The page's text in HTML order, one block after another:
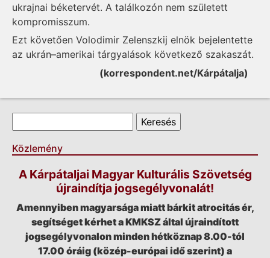
ukrajnai béketervét. A találkozón nem született
kompromisszum.
Ezt követően Volodimir Zelenszkij elnök bejelentette
az ukrán–amerikai tárgyalások következő szakaszát.
(korrespondent.net/Kárpátalja)
Keresés űrlap
Keresés
Közlemény
A Kárpátaljai Magyar Kulturális Szövetség
újraindítja jogsegélyvonalát!
Amennyiben magyarsága miatt bárkit atrocitás ér,
segítséget kérhet a KMKSZ által újraindított
jogsegélyvonalon minden hétköznap 8.00-tól
17.00 óráig (közép-európai idő szerint) a